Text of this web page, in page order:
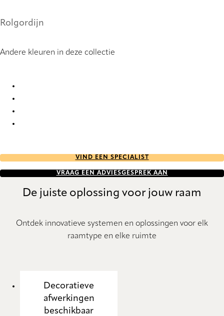
Rolgordijn
Andere kleuren in deze collectie
VIND EEN SPECIALIST
VRAAG EEN ADVIESGESPREK AAN
De juiste oplossing voor jouw raam
Ontdek innovatieve systemen en oplossingen voor elk
raamtype en elke ruimte
Decoratieve
afwerkingen
beschikbaar